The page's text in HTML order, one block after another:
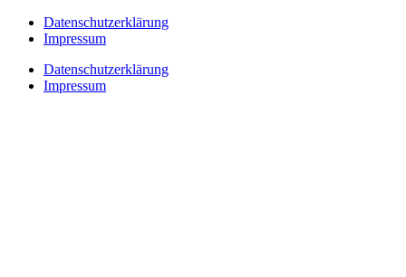
Datenschutzerklärung
Impressum
Datenschutzerklärung
Impressum